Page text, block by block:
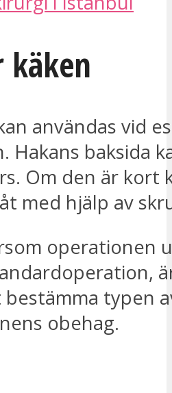
käken
användas vid
Hakans baksida
Om den är kort
med hjälp av
operationen
typen
obehag.